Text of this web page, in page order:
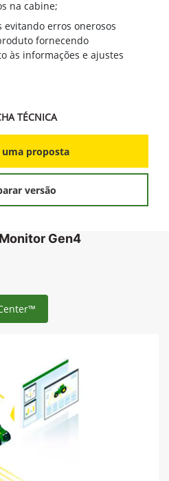
na cabine;
evitando erros onerosos
fornecendo
às informações e ajustes
TÉCNICA
proposta
versão
Gen4